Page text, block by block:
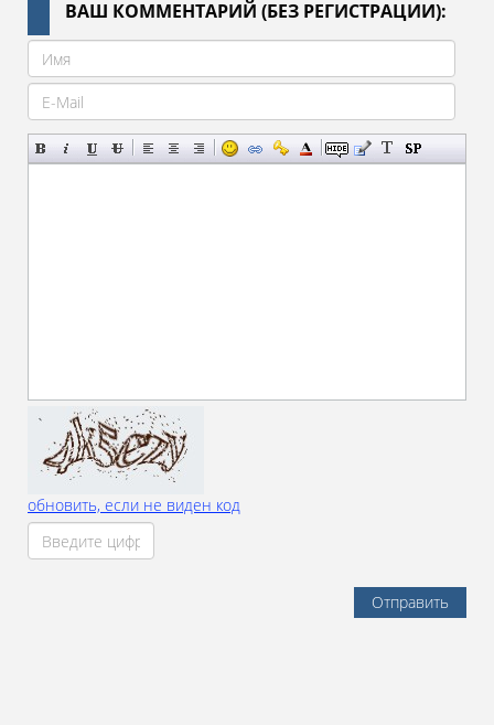
ВАШ КОММЕНТАРИЙ (БЕЗ РЕГИСТРАЦИИ):
обновить, если не виден код
Отправить